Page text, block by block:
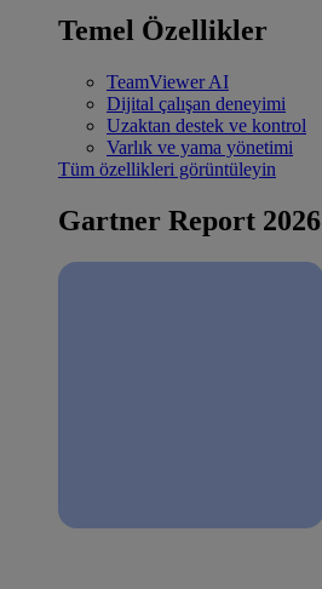
Temel Özellikler
TeamViewer AI
Dijital çalışan deneyimi
Uzaktan destek ve kontrol
Varlık ve yama yönetimi
Tüm özellikleri görüntüleyin
Gartner Report 2026